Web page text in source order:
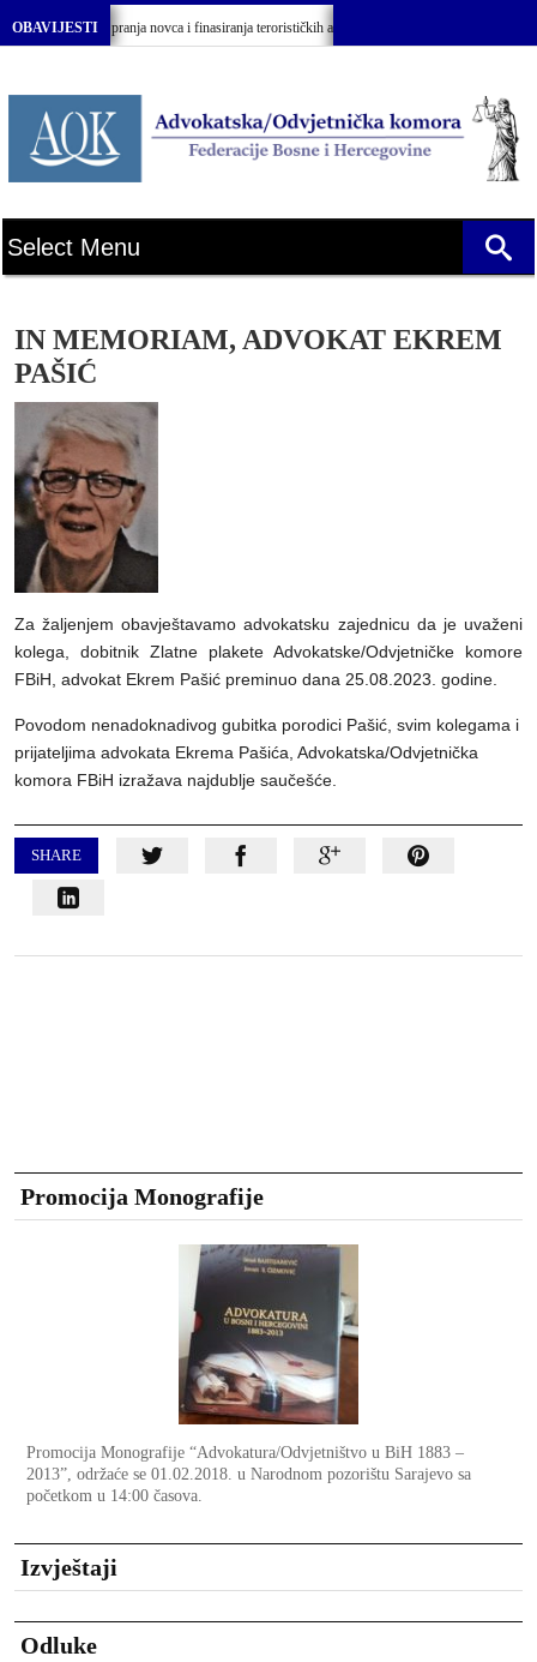
OBAVIJESTI
o sprečavanju pranja novca i finasiranja terorističkih aktivnosti BiH”
IN MEMORIAM, ADVOKAT EKREM
PAŠIĆ
Za žaljenjem obavještavamo advokatsku zajednicu da je uvaženi
kolega, dobitnik Zlatne plakete Advokatske/Odvjetničke komore
FBiH, advokat Ekrem Pašić preminuo dana 25.08.2023. godine.
Povodom nenadoknadivog gubitka porodici Pašić, svim kolegama i
prijateljima advokata Ekrema Pašića, Advokatska/Odvjetnička
komora FBiH izražava najdublje saučešće.
SHARE
Promocija Monografije
Promocija Monografije “Advokatura/Odvjetništvo u BiH 1883 –
2013”, održaće se 01.02.2018. u Narodnom pozorištu Sarajevo sa
početkom u 14:00 časova.
Izvještaji
Odluke